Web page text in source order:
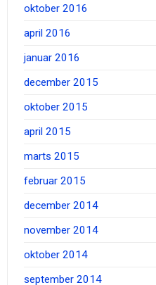
oktober 2016
april 2016
januar 2016
december 2015
oktober 2015
april 2015
marts 2015
februar 2015
december 2014
november 2014
oktober 2014
september 2014